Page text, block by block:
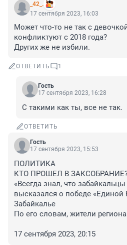
_42_.
17 сентября 2023, 16:03
Может что-то не так с
конфликтуют с 2018 года?
Других же не избили.
ОТВЕТИТЬ 1
Гость
17 сентября 2023, 16:28
С такими как ты, все не так.
ОТВЕТИТЬ
Гость
17 сентября 2023, 15:53
ПОЛИТИКА
КТО ПРОШЕЛ В
«Всегда знал, что
высказался о победе «Единой
Забайкалье
По его словам, жители
17 сентября 2023, 20:15